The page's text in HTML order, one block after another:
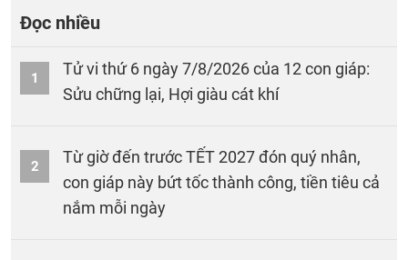
Đọc nhiều
1
Tử vi thứ 6 ngày 7/8/2026 của 12 con giáp:
Sửu chững lại, Hợi giàu cát khí
2
Từ giờ đến trước TẾT 2027 đón quý nhân,
con giáp này bứt tốc thành công, tiền tiêu cả
nắm mỗi ngày